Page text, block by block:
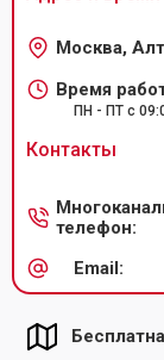
Москва,
Время
ПН - ПТ с
Контакты
телефон:
Email: